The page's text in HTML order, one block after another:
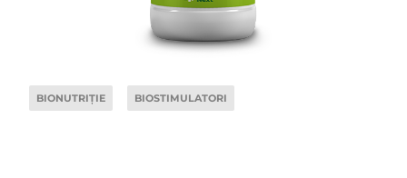
BIONUTRIȚIE BIOSTIMULATORI